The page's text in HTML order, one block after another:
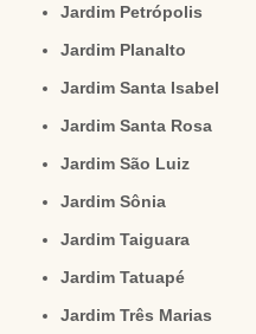
Jardim Petrópolis
Jardim Planalto
Jardim Santa Isabel
Jardim Santa Rosa
Jardim São Luiz
Jardim Sônia
Jardim Taiguara
Jardim Tatuapé
Jardim Três Marias